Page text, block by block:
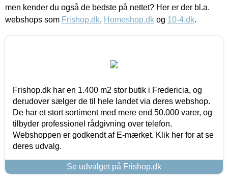
men kender du også de bedste på nettet? Her er der bl.a.
webshops som Frishop.dk, Homeshop.dk og 10-4.dk.
Frishop.dk har en 1.400 m2 stor butik i Fredericia, og
derudover sælger de til hele landet via deres webshop.
De har et stort sortiment med mere end 50.000 varer, og
tilbyder professionel rådgivning over telefon.
Webshoppen er godkendt af E-mærket. Klik her for at se
deres udvalg.
Se udvalget på Frishop.dk